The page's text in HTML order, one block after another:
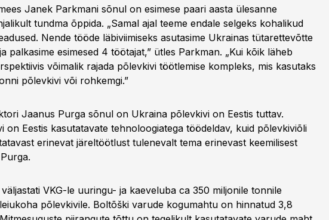
Janek Parkmani sõnul on esimese paari aasta ülesanne
tundma õppida. „Samal ajal teeme endale selgeks kohalikud
Nende tööde läbiviimiseks asutasime Ukrainas tütarettevõtte
palkasime esimesed 4 töötajat,” ütles Parkman. „Kui kõik läheb
võimalik rajada põlevkivi töötlemise kompleks, mis kasutaks
põlevkivi või rohkemgi.”
Jaanus Purga sõnul on Ukraina põlevkivi on Eestis tuttav.
on Eestis kasutatavate tehnoloogiatega töödeldav, kuid põlevkiviõli
erinevat järeltöötlust tulenevalt tema erinevast keemilisest
VKG-le uuringu- ja kaeveluba ca 350 miljonile tonnile
põlevkivile. Boltõški varude kogumahtu on hinnatud 3,8